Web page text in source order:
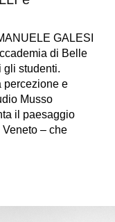
GALESI
di Belle
gli studenti.
percezione e
Musso
il paesaggio
– che